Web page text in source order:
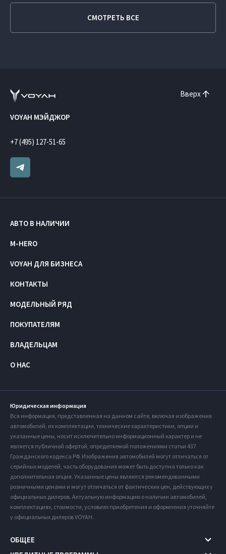
СМОТРЕТЬ ВСЕ
Вверх
VOYAH МЭЙДЖОР
+7 (495) 127-51-65
АВТО В НАЛИЧИИ
M-HERO
VOYAH ДЛЯ БИЗНЕСА
КОНТАКТЫ
МОДЕЛЬНЫЙ РЯД
ПОКУПАТЕЛЯМ
ВЛАДЕЛЬЦАМ
О НАС
Юридическая информация
Вся информация, представленная на данном сайте, включая изображения
автомобилей, их комплектации, технические характеристики, опции и
указанные цены, носит исключительно информационный характер и не
является публичной офертой, определяемой положениями статьи 437
Гражданского кодекса РФ. Изображения автомобилей могут отличаться от
серийных моделей, часть оборудования может быть доступна только как
дополнительная опция. Указанные цены являются рекомендованными
розничными ценами и могут отличаться от фактических цен, действующих у
официальных дилеров. Актуальную информацию о наличии автомобилей,
комплектациях, стоимости, условиях приобретения и оформления уточняйте
у официальных дилеров VOYAH.
ОБЩЕЕ